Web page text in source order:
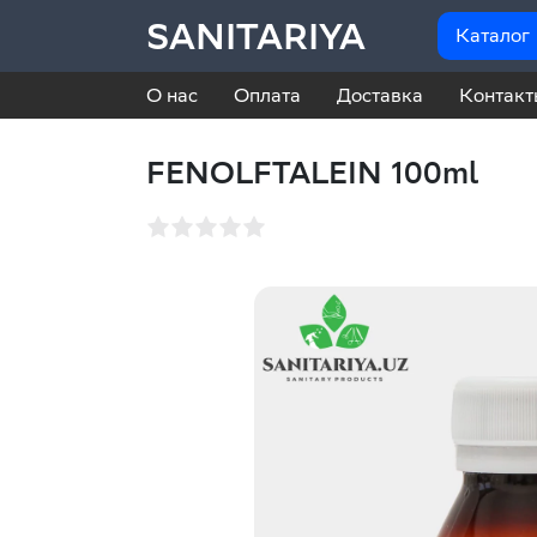
SANITARIYA Каталог
О нас Оплата Доставка
FENOLFTALEIN 100ml